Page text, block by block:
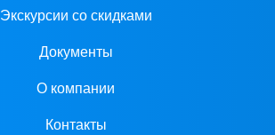
Экскурсии со скидками
Документы
О компании
Контакты